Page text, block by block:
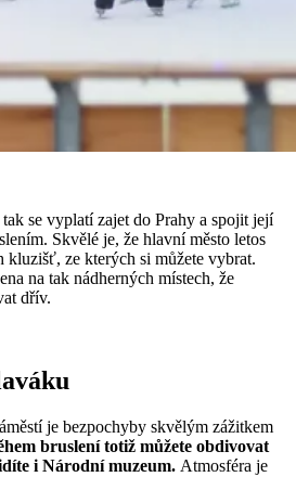
se vyplatí zajet do Prahy a spojit její
Skvělé je, že hlavní město letos
ze kterých si můžete vybrat.
na tak nádherných místech, že
dřív.
je bezpochyby skvělým zážitkem
bruslení totiž můžete obdivovat
i Národní muzeum. Atmosféra je